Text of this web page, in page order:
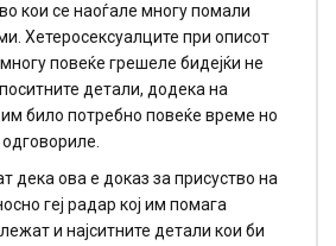
кои се наоѓале многу помали
Хетеросексуалците при описот
повеќе грешеле бидејќи не
детали, додека на
било потребно повеќе време но
дека ова е доказ за присуство на
геј радар кој им помага
и најситните детали кои би